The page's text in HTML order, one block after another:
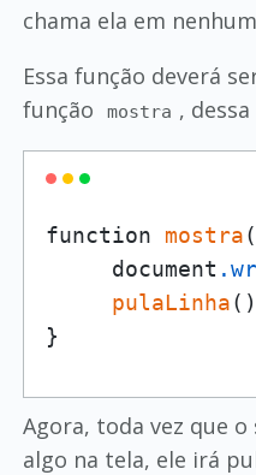
chama ela em
Essa função deverá
função
mostra ,
function mostra
     document
pulaLinha
}
Agora, toda vez que
algo na tela, ele irá